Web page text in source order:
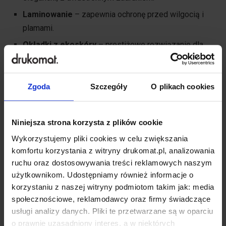
Zgoda Szczegóły O plikach cookies
Niniejsza strona korzysta z plików cookie
Wykorzystujemy pliki cookies w celu zwiększania
komfortu korzystania z witryny drukomat.pl, analizowania
ruchu oraz dostosowywania treści reklamowych naszym
użytkownikom. Udostępniamy również informacje o
korzystaniu z naszej witryny podmiotom takim jak: media
społecznościowe, reklamodawcy oraz firmy świadczące
usługi analizy danych. Pliki te przetwarzane są w oparciu
o prawnie uzasadniony interes, a w niektórych
Laminowanie – zapewnia ochronę przed wilgocią i
plamami.
Okładki z ekoskóry– prestiżowe rozwiązanie dla
ekskluzywnych restauracji.
Oprawa spiralna– wygodna i łatwa do aktualizacji.
Projektowanie kart menu zacznij od stworzenia spójnej z
Menu restauracji – jak zrobić wersję
cyfrową?
Coraz więcej restauracji decyduje się na połączenie
tradycyjnego menu z wersją cyfrową. Kod QR
umieszczony na stoliku pozwala klientom szybko
przejrzeć ofertę na telefonie, co zwiększa wygodę i